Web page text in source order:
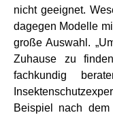
nicht geeignet.
dagegen Modelle
große Auswahl.
Zuhause zu
fachkundig
Beispiel nach